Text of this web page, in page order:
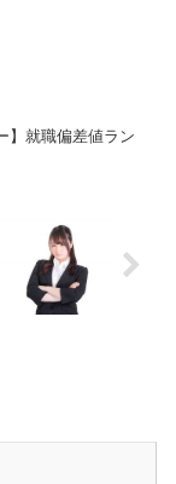
】就職偏差値ラン